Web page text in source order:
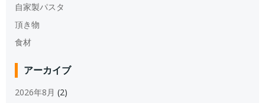
自家製パスタ
頂き物
食材
アーカイブ
2026年8月 (2)